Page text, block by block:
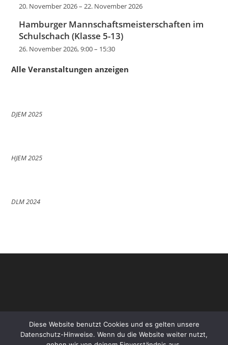
20. November 2026–22. November 2026
Hamburger Mannschaftsmeisterschaften im
Schulschach (Klasse 5-13)
26. November 2026, 9:00– 15:30
Alle Veranstaltungen anzeigen
DJEM 2025
HJEM 2025
DLM 2024
Diese Website benutzt Cookies und es gelten unsere
Datenschutz-Hinweise. Wenn du die Website weiter nutzt,